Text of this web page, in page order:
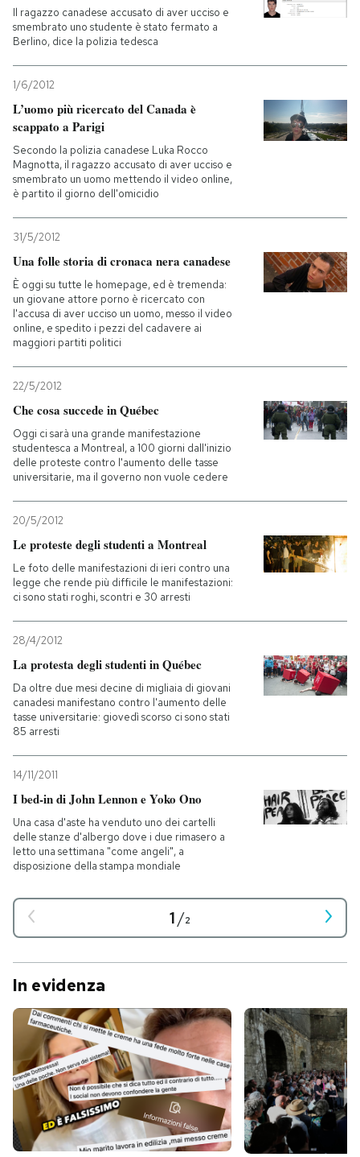
Il ragazzo canadese accusato di aver ucciso e
smembrato uno studente è stato fermato a
Berlino, dice la polizia tedesca
1/6/2012
L’uomo più ricercato del Canada è
scappato a Parigi
Secondo la polizia canadese Luka Rocco
Magnotta, il ragazzo accusato di aver ucciso e
smembrato un uomo mettendo il video online,
è partito il giorno dell'omicidio
31/5/2012
Una folle storia di cronaca nera canadese
È oggi su tutte le homepage, ed è tremenda:
un giovane attore porno è ricercato con
l'accusa di aver ucciso un uomo, messo il video
online, e spedito i pezzi del cadavere ai
maggiori partiti politici
22/5/2012
Che cosa succede in Québec
Oggi ci sarà una grande manifestazione
studentesca a Montreal, a 100 giorni dall'inizio
delle proteste contro l'aumento delle tasse
universitarie, ma il governo non vuole cedere
20/5/2012
Le proteste degli studenti a Montreal
Le foto delle manifestazioni di ieri contro una
legge che rende più difficile le manifestazioni:
ci sono stati roghi, scontri e 30 arresti
28/4/2012
La protesta degli studenti in Québec
Da oltre due mesi decine di migliaia di giovani
canadesi manifestano contro l'aumento delle
tasse universitarie: giovedì scorso ci sono stati
85 arresti
14/11/2011
I bed-in di John Lennon e Yoko Ono
Una casa d'aste ha venduto uno dei cartelli
delle stanze d'albergo dove i due rimasero a
letto una settimana "come angeli", a
disposizione della stampa mondiale
1/2
In evidenza